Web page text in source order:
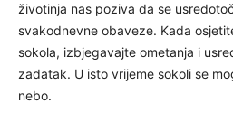
životinja nas poziva da se
svakodnevne obaveze. Kada
sokola, izbjegavajte ometanja i
zadatak. U isto vrijeme sokoli se
nebo.